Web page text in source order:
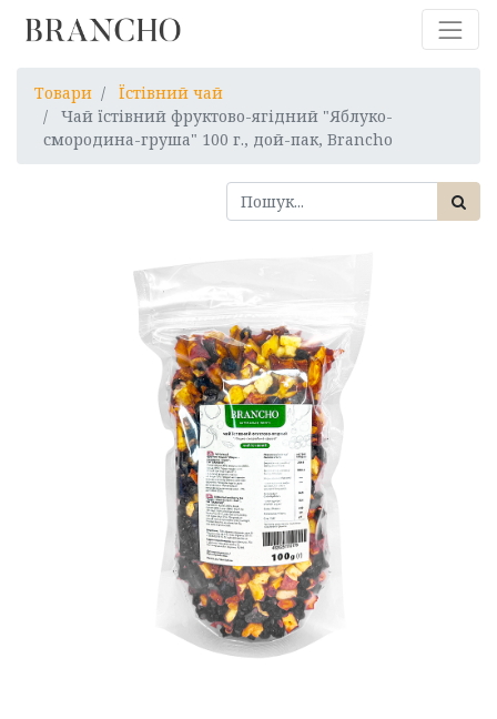
Товари
Їстівний чай
Чай їстівний фруктово-ягідний "Яблуко-
смородина-груша" 100 г., дой-пак, Brancho